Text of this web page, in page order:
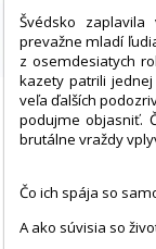
Švédsko
prevažne mladí
z osemdesiatych
kazety patrili
veľa ďalších
podujme objasniť.
brutálne vraždy
Čo ich spája so
A ako súvisia so